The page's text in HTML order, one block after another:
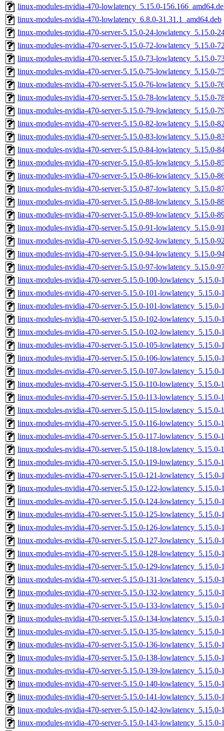
linux-modules-nvidia-470-lowlatency_5.15.0-
linux-modules-nvidia-470-lowlatency_6.8.0-31.31.1_amd64.deb
linux-modules-nvidia-470-server-5.15.0-24-lowlatency_5.15.0-
linux-modules-nvidia-470-server-5.15.0-72-lowlatency_5.15.0-
linux-modules-nvidia-470-server-5.15.0-73-lowlatency_5.15.0-
linux-modules-nvidia-470-server-5.15.0-75-lowlatency_5.15.0-
linux-modules-nvidia-470-server-5.15.0-76-lowlatency_5.15.0-
linux-modules-nvidia-470-server-5.15.0-78-lowlatency_5.15.0-
linux-modules-nvidia-470-server-5.15.0-79-lowlatency_5.15.0-
linux-modules-nvidia-470-server-5.15.0-82-lowlatency_5.15.0-
linux-modules-nvidia-470-server-5.15.0-83-lowlatency_5.15.0-
linux-modules-nvidia-470-server-5.15.0-84-lowlatency_5.15.0-
linux-modules-nvidia-470-server-5.15.0-85-lowlatency_5.15.0-
linux-modules-nvidia-470-server-5.15.0-86-lowlatency_5.15.0-
linux-modules-nvidia-470-server-5.15.0-87-lowlatency_5.15.0-
linux-modules-nvidia-470-server-5.15.0-88-lowlatency_5.15.0-
linux-modules-nvidia-470-server-5.15.0-89-lowlatency_5.15.0-
linux-modules-nvidia-470-server-5.15.0-91-lowlatency_5.15.0-
linux-modules-nvidia-470-server-5.15.0-92-lowlatency_5.15.0-
linux-modules-nvidia-470-server-5.15.0-94-lowlatency_5.15.0-
linux-modules-nvidia-470-server-5.15.0-97-lowlatency_5.15.0-
linux-modules-nvidia-470-server-5.15.0-100-lowlatency_5.15.0-
linux-modules-nvidia-470-server-5.15.0-101-lowlatency_5.15.0-
linux-modules-nvidia-470-server-5.15.0-101-lowlatency_5.15.0-
linux-modules-nvidia-470-server-5.15.0-102-lowlatency_5.15.0-
linux-modules-nvidia-470-server-5.15.0-102-lowlatency_5.15.0-
linux-modules-nvidia-470-server-5.15.0-105-lowlatency_5.15.0-
linux-modules-nvidia-470-server-5.15.0-106-lowlatency_5.15.0-
linux-modules-nvidia-470-server-5.15.0-107-lowlatency_5.15.0-
linux-modules-nvidia-470-server-5.15.0-110-lowlatency_5.15.0-
linux-modules-nvidia-470-server-5.15.0-113-lowlatency_5.15.0-
linux-modules-nvidia-470-server-5.15.0-115-lowlatency_5.15.0-
linux-modules-nvidia-470-server-5.15.0-116-lowlatency_5.15.0-
linux-modules-nvidia-470-server-5.15.0-117-lowlatency_5.15.0-
linux-modules-nvidia-470-server-5.15.0-118-lowlatency_5.15.0-
linux-modules-nvidia-470-server-5.15.0-119-lowlatency_5.15.0-
linux-modules-nvidia-470-server-5.15.0-121-lowlatency_5.15.0-
linux-modules-nvidia-470-server-5.15.0-122-lowlatency_5.15.0-
linux-modules-nvidia-470-server-5.15.0-124-lowlatency_5.15.0-
linux-modules-nvidia-470-server-5.15.0-125-lowlatency_5.15.0-
linux-modules-nvidia-470-server-5.15.0-126-lowlatency_5.15.0-
linux-modules-nvidia-470-server-5.15.0-127-lowlatency_5.15.0-
linux-modules-nvidia-470-server-5.15.0-128-lowlatency_5.15.0-
linux-modules-nvidia-470-server-5.15.0-129-lowlatency_5.15.0-
linux-modules-nvidia-470-server-5.15.0-131-lowlatency_5.15.0-
linux-modules-nvidia-470-server-5.15.0-132-lowlatency_5.15.0-
linux-modules-nvidia-470-server-5.15.0-133-lowlatency_5.15.0-
linux-modules-nvidia-470-server-5.15.0-134-lowlatency_5.15.0-
linux-modules-nvidia-470-server-5.15.0-135-lowlatency_5.15.0-
linux-modules-nvidia-470-server-5.15.0-136-lowlatency_5.15.0-
linux-modules-nvidia-470-server-5.15.0-138-lowlatency_5.15.0-
linux-modules-nvidia-470-server-5.15.0-139-lowlatency_5.15.0-
linux-modules-nvidia-470-server-5.15.0-140-lowlatency_5.15.0-
linux-modules-nvidia-470-server-5.15.0-141-lowlatency_5.15.0-
linux-modules-nvidia-470-server-5.15.0-142-lowlatency_5.15.0-
linux-modules-nvidia-470-server-5.15.0-143-lowlatency_5.15.0-